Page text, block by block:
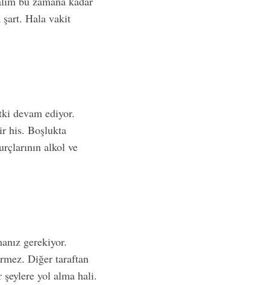
şart. Hala vakit
devam ediyor.
his. Boşlukta
alkol ve
gerekiyor.
Diğer taraftan
şeylere yol alma hali.